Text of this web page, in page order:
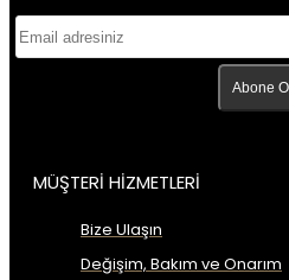
Abone Ol
MÜŞTERİ HİZMETLERİ
Bize Ulaşın
Değişim, Bakım ve Onarım